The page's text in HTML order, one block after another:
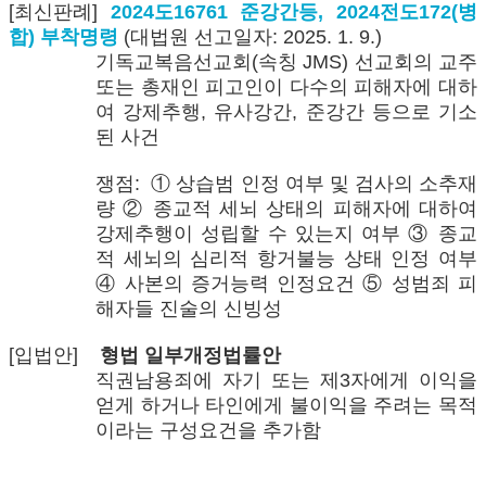
[최신판례]
2024도16761 준강간등, 2024전도172(병
합) 부착명령 (대법원 선고일자: 2025. 1. 9.)
기독교복음선교회(속칭 JMS) 선교회의 교주
또는 총재인 피고인이 다수의 피해자에 대하
여 강제추행, 유사강간, 준강간 등으로 기소
된 사건
쟁점: ① 상습범 인정 여부 및 검사의 소추재
량 ② 종교적 세뇌 상태의 피해자에 대하여
강제추행이 성립할 수 있는지 여부 ③ 종교
적 세뇌의 심리적 항거불능 상태 인정 여부
④ 사본의 증거능력 인정요건 ⑤ 성범죄 피
해자들 진술의 신빙성
[입법안] 형법 일부개정법률안
직권남용죄에 자기 또는 제3자에게 이익을
얻게 하거나 타인에게 불이익을 주려는 목적
이라는 구성요건을 추가함